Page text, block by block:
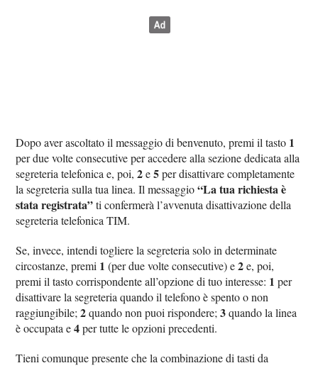
Dopo aver ascoltato il messaggio di benvenuto, premi il tasto 1
per due volte consecutive per accedere alla sezione dedicata alla
segreteria telefonica e, poi,2e5per disattivare completamente
la segreteria sulla tua linea. Il messaggio“La tua richiesta è
stata registrata”ti confermerà l’avvenuta disattivazione della
segreteria telefonica TIM.
Se, invece, intendi togliere la segreteria solo in determinate
circostanze, premi 1 (per due volte consecutive) e2e, poi,
premi il tasto corrispondente all’opzione di tuo interesse: 1 per
disattivare la segreteria quando il telefono è spento o non
raggiungibile;2quando non puoi rispondere;3quando la linea
è occupata e4per tutte le opzioni precedenti.
Tieni comunque presente che la combinazione di tasti da